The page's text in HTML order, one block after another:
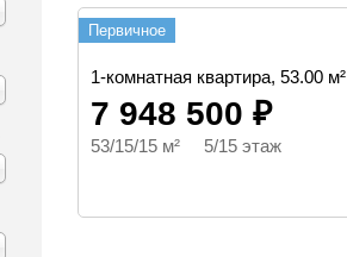
Первичное
1-комнатная квартира, 53.00 м²
7 948 500 ₽
53/15/15 м² 5/15 этаж